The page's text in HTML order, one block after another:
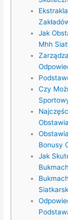
Jak
Mhh
Czy
Bonusy
Jak